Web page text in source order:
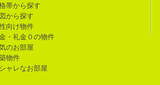
帯から探す
から探す
向け物件
・礼金０の物件
のお部屋
物件
ャレなお部屋